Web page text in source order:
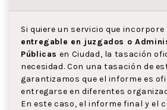
Si quiere un servicio que incorpore
entregable en juzgados o
Públicas en Ciudad, la tasación
necesidad. Con una tasación de
garantizamos que el informe es
entregarse en diferentes
En este caso, el informe final y el